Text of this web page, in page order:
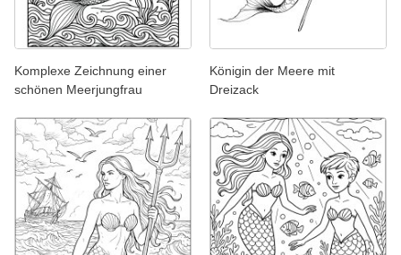
Komplexe Zeichnung einer
schönen Meerjungfrau
Königin der Meere mit
Dreizack